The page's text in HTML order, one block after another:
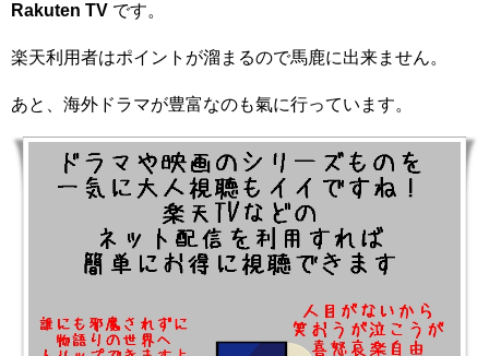
Rakuten TV です。
楽天利用者はポイントが溜まるので馬鹿に出来ません。
あと、海外ドラマが豊富なのも氣に行っています。